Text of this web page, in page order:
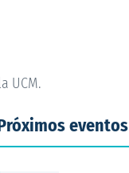
UCM.
eventos